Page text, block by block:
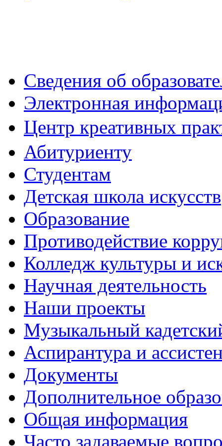
Сведения об
Электронная
Центр креативных
Абитуриенту
Студентам
Детская школа искусств
Образование
Противодействие
Колледж культуры и
Научная деятельность
Наши проекты
Музыкальный
Аспирантура и
Документы
Дополнительное
Общая информация
Часто задаваемые